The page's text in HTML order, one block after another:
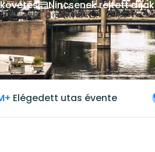
Nincsenek rejtett díjak
Elégedett utas évente